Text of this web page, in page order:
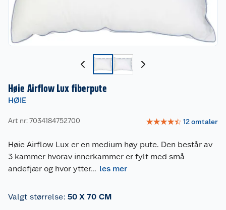
Høie Airflow Lux fiberpute
HØIE
Art nr: 7034184752700 ☆☆☆☆☆ 12omtaler
Høie Airflow Lux er en medium høy pute. Den består av
3 kammer hvorav innerkammer er fylt med små
andefjær og hvor ytter... les mer
Valgt størrelse: 50 X 70 CM